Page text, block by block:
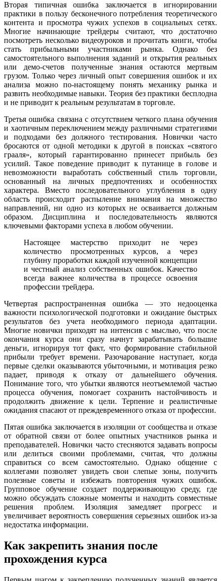
Вторая типичная ошибка заключается в игнорировании
практики в пользу бесконечного потребления теоретического
контента и просмотра чужих успехов в социальных сетях.
Многие начинающие трейдеры считают, что достаточно
посмотреть несколько видеоуроков и прочитать книги, чтобы
стать прибыльными участниками рынка. Однако без
самостоятельного выполнения заданий и открытия реальных
или демо-счетов полученные знания остаются мертвым
грузом. Только через личный опыт совершения ошибок и их
анализа можно по-настоящему понять механику рынка и
развить необходимые навыки. Теория без практики бесплодна
и не приводит к реальным результатам в торговле.
Третья ошибка связана с отсутствием четкого плана обучения
и хаотичным переключением между различными стратегиями
и подходами без должного тестирования. Новички часто
бросаются от одной методики к другой в поисках «святого
грааля», который гарантированно принесет прибыль без
усилий. Такое поведение приводит к путанице в голове и
невозможности выработать собственный стиль торговли,
основанный на личных предпочтениях и особенностях
характера. Вместо последовательного углубления в одну
область происходит распыление внимания на множество
направлений, ни одно из которых не осваивается должным
образом. Дисциплина и последовательность являются
ключевыми факторами успеха в любом обучении.
Настоящее мастерство приходит не через
количество просмотренных курсов, а через
глубину проработки каждой изученной концепции
и честный анализ собственных ошибок. Качество
всегда важнее количества в процессе освоения
профессии трейдера.
Четвертая распространенная ошибка — это недооценка
важности психологической подготовки и ожидание быстрых
результатов без учета необходимого периода адаптации.
Многие новички приходят на интенсив с мыслью, что после
окончания курса они сразу начнут зарабатывать большие
деньги, игнорируя тот факт, что формирование стабильной
прибыли требует времени. Разочарование наступает, когда
первые сделки оказываются убыточными, и мотивация резко
падает, приводя к отказу от дальнейшего обучения.
Понимание того, что убытки являются неотъемлемой частью
процесса обучения, помогает сохранить настойчивость и
продолжить движение к цели. Терпение и реалистичные
ожидания спасают от преждевременного отказа от профессии.
Пятая ошибка заключается в изоляции от сообщества и отказе
от обратной связи от более опытных участников рынка и
преподавателей. Новички часто стесняются задавать вопросы
или делиться своими проблемами, считая, что должны
справиться со всем самостоятельно. Однако общение с
коллегами позволяет увидеть свои слепые зоны, получить
полезные советы и избежать повторения чужих ошибок.
Групповое обучение создает поддерживающую среду, где
можно обсуждать сложные моменты и находить совместные
решения проблем. Изоляция замедляет прогресс и
увеличивает вероятность совершения серьезных ошибок из-за
недостатка информации.
Как закрепить знания после
прохождения курса